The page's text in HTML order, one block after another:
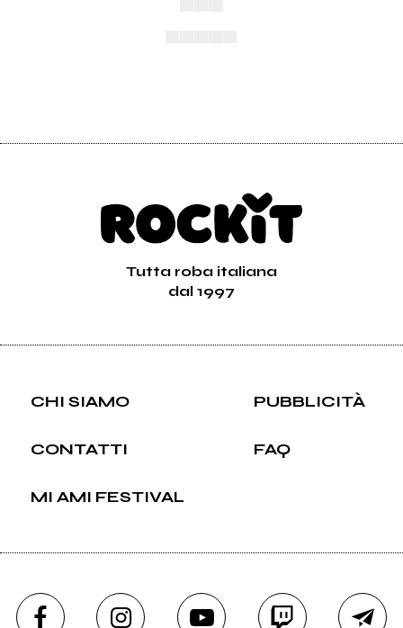
Tutta roba italiana
dal 1997
CHI SIAMO PUBBLICITÀ
CONTATTI FAQ
MI AMI FESTIVAL